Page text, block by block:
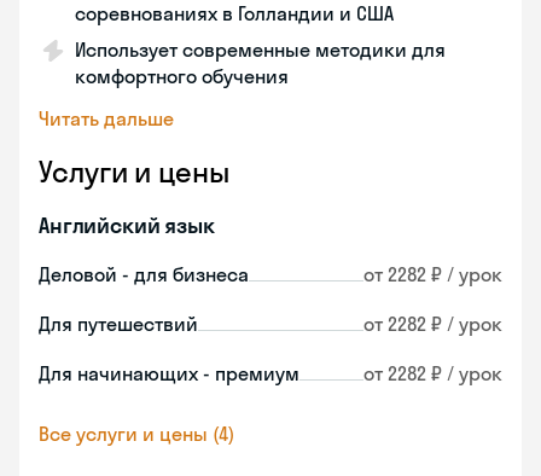
соревнованиях в Голландии и США
Использует современные методики для
комфортного обучения
Читать дальше
Услуги и цены
Английский язык
Деловой - для бизнеса от 2282 ₽ / урок
Для путешествий от 2282 ₽ / урок
Для начинающих - премиум от 2282 ₽ / урок
Все услуги и цены (4)